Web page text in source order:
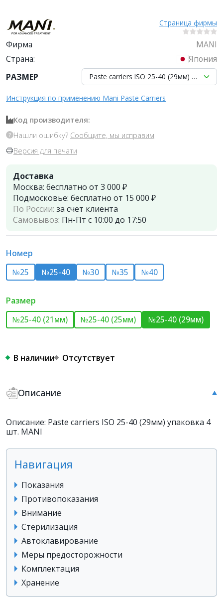
Страница фирмы
Фирма
MANI
Страна:
Япония
РАЗМЕР
Paste carriers ISO 25-40 (29мм)
Инструкция по применению Mani Paste Carriers
Код производителя:
Нашли ошибку? Сообщите, мы исправим
Версия для печати
Доставка
Москва: бесплатно от 3 000 ₽
Подмосковье: бесплатно от 15 000 ₽
По России: за счет клиента
Самовывоз: Пн-Пт с 10:00 до 17:50
Номер
№25 №25-40 №30 №35 №40
Размер
№25-40 (21мм) №25-40 (25мм) №25-40 (29мм)
В наличии Отсутствует
Описание
Описание: Paste carriers ISO 25-40 (29мм) упаковка 4
шт. MANI
Навигация
Показания
Противопоказания
Внимание
Стерилизация
Автоклавирование
Меры предосторожности
Комплектация
Хранение